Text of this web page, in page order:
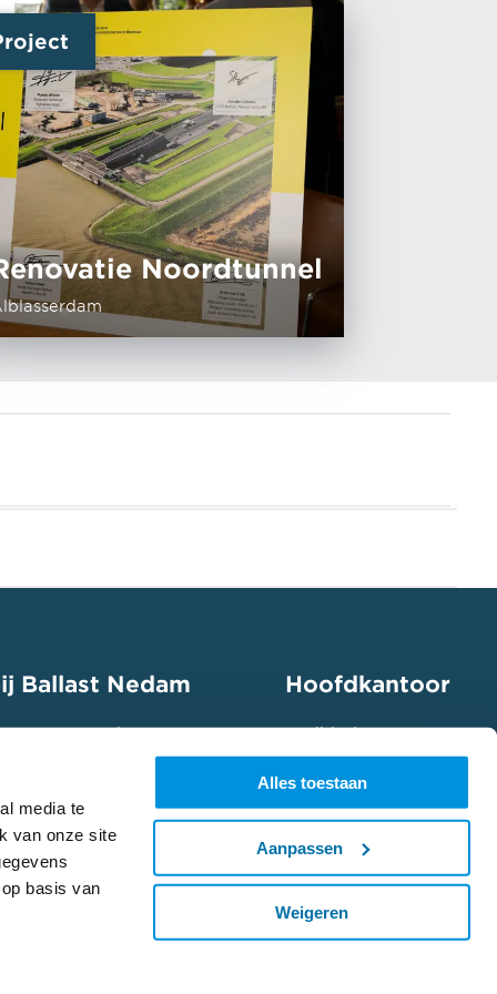
media te
van onze site
basis van
Alles toestaan
Aanpassen
Weigeren
Noordtunnel
Ballast Nedam
aan een duurzame
in jouw speelveld en
Hoofdkantoor
Euclideslaan 201
3584 BS Utrecht
(+31) 030 285 33 33